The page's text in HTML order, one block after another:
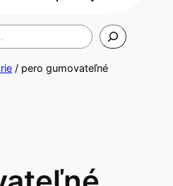
/ pero gumovateľné